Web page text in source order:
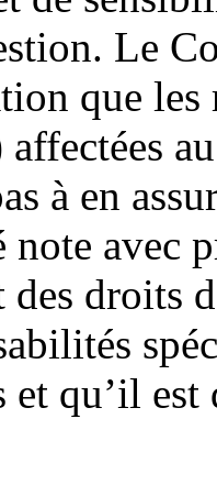
Le
que les
affectées
à en
note avec
des droits
et qu’il